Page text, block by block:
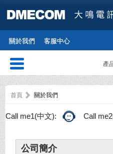
關於我們 客服中心
產
首頁 關於我們
Call me1(中文): Call
公司簡介